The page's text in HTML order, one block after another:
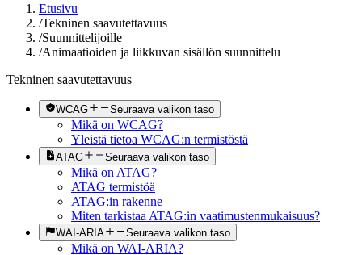
Etusivu
/Tekninen saavutettavuus
/Suunnittelijoille
/Animaatioiden ja liikkuvan sisällön suunnittelu
Tekninen saavutettavuus
WCAG Seuraava valikon taso
Mikä on WCAG?
Yleistä tietoa WCAG:n termistöstä
ATAG Seuraava valikon taso
Mikä on ATAG?
ATAG termistöä
ATAG:in rakenne
Miten tarkistaa ATAG:in vaatimustenmukaisuus?
WAI-ARIA Seuraava valikon taso
Mikä on WAI-ARIA?